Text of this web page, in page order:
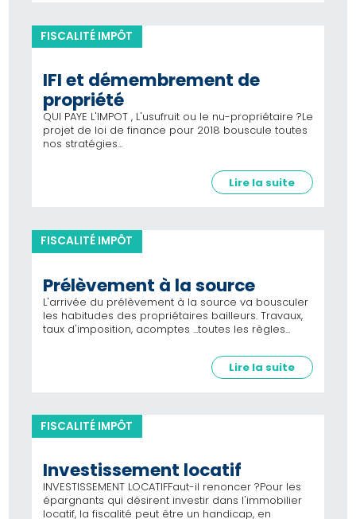
FISCALITÉ IMPÔT
IFI et démembrement de
propriété
QUI PAYE L'IMPOT , L'usufruit ou le nu-propriétaire ?Le
projet de loi de finance pour 2018 bouscule toutes
nos stratégies...
Lire la suite
FISCALITÉ IMPÔT
Prélèvement à la source
L'arrivée du prélèvement à la source va bousculer
les habitudes des propriétaires bailleurs. Travaux,
taux d'imposition, acomptes ...toutes les règles...
Lire la suite
FISCALITÉ IMPÔT
Investissement locatif
INVESTISSEMENT LOCATIFFaut-il renoncer ?Pour les
épargnants qui désirent investir dans l'immobilier
locatif, la fiscalité peut être un handicap, en